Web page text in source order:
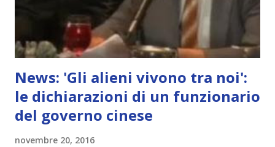
News: 'Gli alieni vivono tra noi':
le dichiarazioni di un funzionario
del governo cinese
novembre 20, 2016